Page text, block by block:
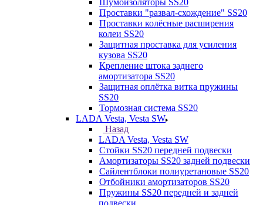
Шумоизоляторы SS20
Проставки "развал-схождение" SS20
Проставки колёсные расширения
колеи SS20
Защитная проставка для усиления
кузова SS20
Крепление штока заднего
амортизатора SS20
Защитная оплётка витка пружины
SS20
Тормозная система SS20
LADA Vesta, Vesta SW
Назад
LADA Vesta, Vesta SW
Стойки SS20 передней подвески
Амортизаторы SS20 задней подвески
Сайлентблоки полиуретановые SS20
Отбойники амортизаторов SS20
Пружины SS20 передней и задней
подвески